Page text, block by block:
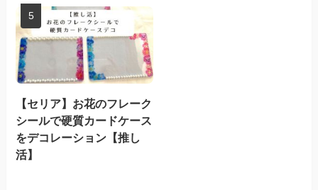
【セリア】お花のフレーク
シールで硬質カードケース
をデコレーション【推し
活】